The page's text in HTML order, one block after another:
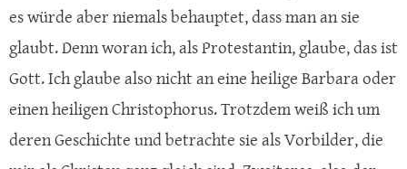
es würde aber niemals behauptet, dass man an sie
glaubt. Denn woran ich, als Protestantin, glaube, das ist
Gott. Ich glaube also nicht an eine heilige Barbara oder
einen heiligen Christophorus. Trotzdem weiß ich um
deren Geschichte und betrachte sie als Vorbilder, die